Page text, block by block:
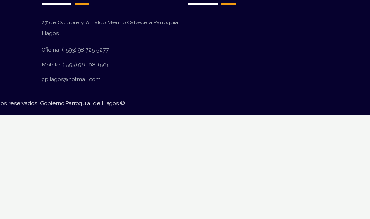
27 de Octubre y Arnaldo Merino Cabecera Parroquial
Llagos.
Oficina: (+593) 98 725 5277
Mobile: (+593) 96 108 1505
gpllagos@hotmail.com
reservados. Gobierno Parroquial de Llagos ©.